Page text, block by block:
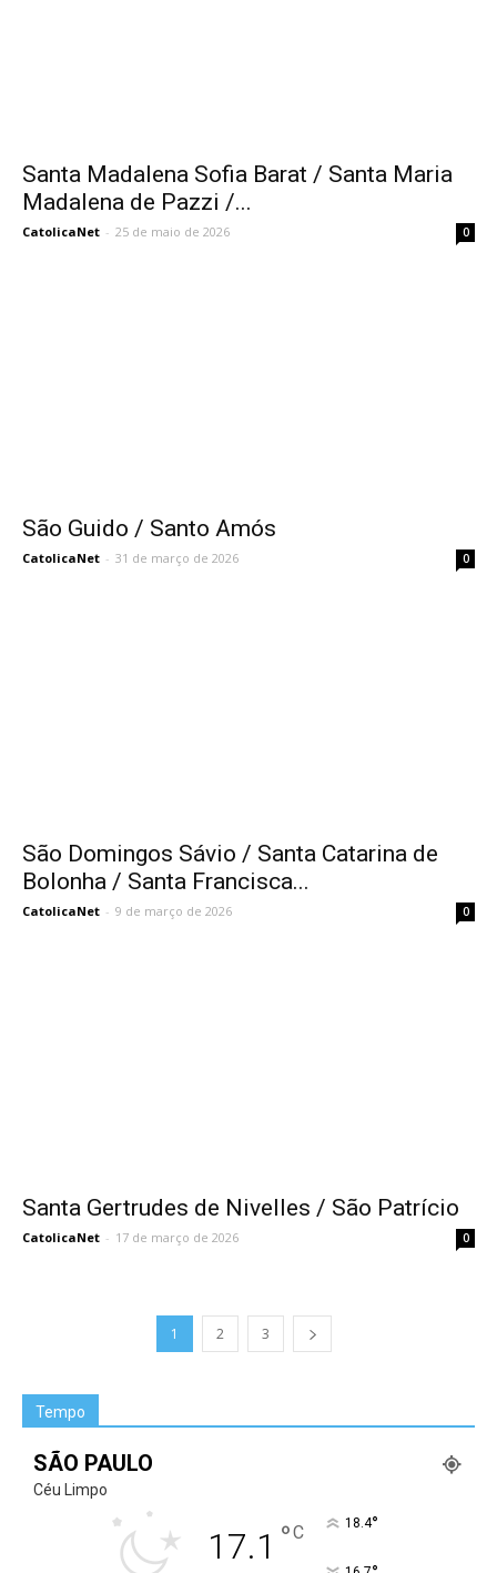
Santa Madalena Sofia Barat / Santa Maria
Madalena de Pazzi /...
CatolicaNet - 25 de maio de 2026 0
São Guido / Santo Amós
CatolicaNet - 31 de março de 2026 0
São Domingos Sávio / Santa Catarina de
Bolonha / Santa Francisca...
CatolicaNet - 9 de março de 2026 0
Santa Gertrudes de Nivelles / São Patrício
CatolicaNet - 17 de março de 2026 0
1 2 3
Tempo
SÃO PAULO
Céu Limpo
17.1 °C 18.4°